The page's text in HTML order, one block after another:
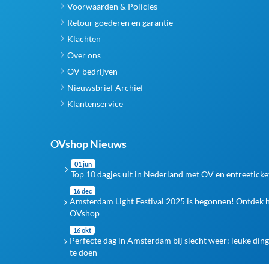
Voorwaarden & Policies
Retour goederen en garantie
Klachten
Over ons
OV-bedrijven
Nieuwsbrief Archief
Klantenservice
OVshop Nieuws
01 jun
Top 10 dagjes uit in Nederland met OV en
16 dec
Amsterdam Light Festival 2025 is begonnen! Ontdek
OVshop
16 okt
Perfecte dag in Amsterdam bij slecht weer: leuke
te doen